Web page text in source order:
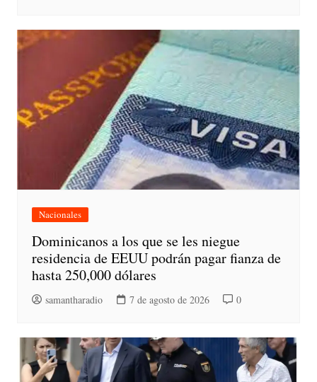
Nacionales
Dominicanos a los que se les niegue
residencia de EEUU podrán pagar fianza de
hasta 250,000 dólares
samantharadio 7 de agosto de 2026 0